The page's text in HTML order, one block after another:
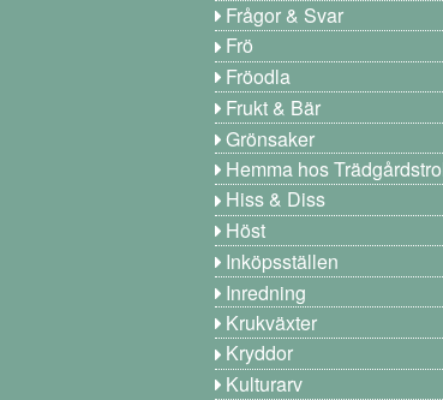
Frågor & Svar
Frö
Fröodla
Frukt & Bär
Grönsaker
Hemma hos
Hiss & Diss
Höst
Inköpsställen
Inredning
Krukväxter
Kryddor
Kulturarv